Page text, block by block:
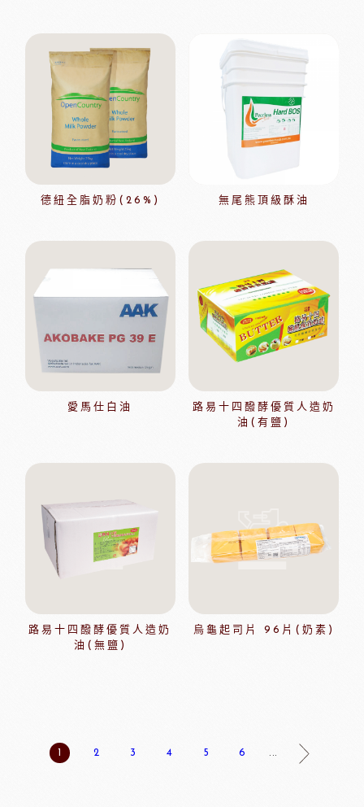
德紐全脂奶粉(26%) 無尾熊頂級酥油
愛馬仕白油
路易十四醱酵優質人造奶
油(有鹽)
路易十四醱酵優質人造奶
油(無鹽)
烏龜起司片 96片(奶素)
1 2 3 4 5 6 ...